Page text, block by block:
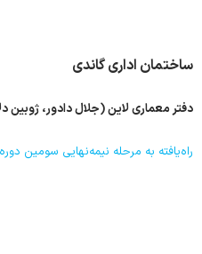
ساختمان ادارى گاندى
دفتر معماری لاین (جلال دادور، ژوبين
راه‌یافته به مرحله نیمه‌نهایی سومین دوره